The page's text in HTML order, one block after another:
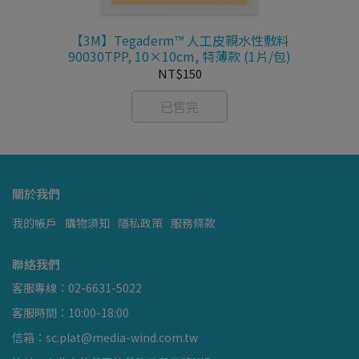
【3M】Tegaderm™ 人工皮親水性敷料
90030TPP, 10×10cm, 特薄款 (1片/包)
NT$150
已售完
關於我們
我的帳戶 購物須知 隱私政策 服務條款
聯絡我們
客服專線：02-6631-5022
客服時間：10:00-18:00
信箱：sc.plat@media-wind.com.tw